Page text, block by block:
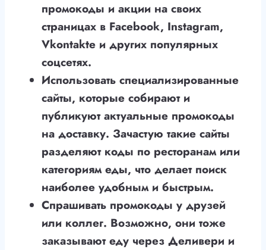
промокоды и акции на своих
страницах в Facebook, Instagram,
Vkontakte и других популярных
соцсетях.
Использовать специализированные
сайты, которые собирают и
публикуют актуальные промокоды
на доставку. Зачастую такие сайты
разделяют коды по ресторанам или
категориям еды, что делает поиск
наиболее удобным и быстрым.
Спрашивать промокоды у друзей
или коллег. Возможно, они тоже
заказывают еду через Деливери и